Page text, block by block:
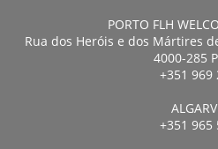
PORTO FLH
Rua dos Heróis e dos Mártires
4000-285
+351 969
+351 965